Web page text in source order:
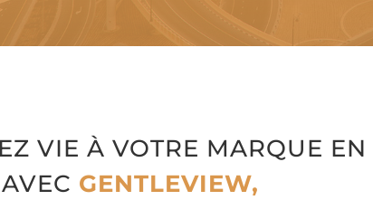
VIE À VOTRE MARQUE EN
GENTLEVIEW,